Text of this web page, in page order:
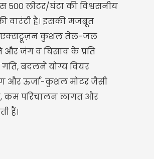
500 लीटर/घंटा की विश्वसनीय
वारंटी है। इसकी मजबूत
एक्सट्रूज़न कुशल तेल-जल
और जंग व घिसाव के प्रति
गति, बदलने योग्य वियर
और ऊर्जा-कुशल मोटर जैसी
कम परिचालन लागत और
हैं।